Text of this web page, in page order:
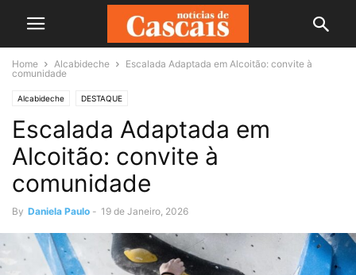
Home Alcabideche
Escalada Adaptada em Alcoitão: convite à
comunidade
Alcabideche DESTAQUE
Escalada Adaptada em
Alcoitão: convite à
comunidade
By Daniela Paulo - 19 de Janeiro, 2026